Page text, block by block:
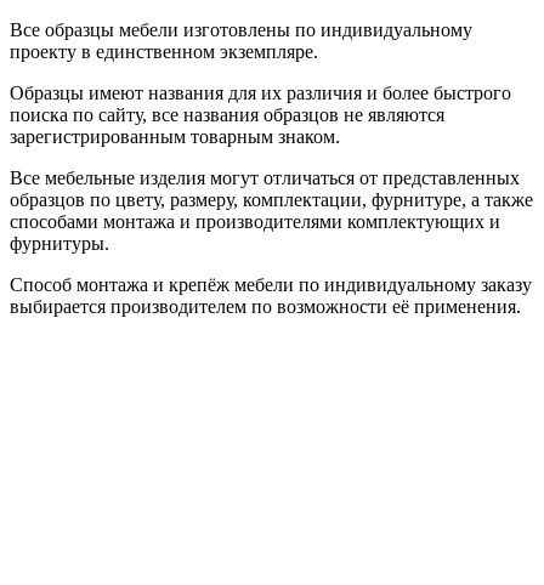
Все образцы мебели изготовлены по индивидуальному
проекту в единственном экземпляре.
Образцы имеют названия для их различия и более быстрого
поиска по сайту, все названия образцов не являются
зарегистрированным товарным знаком.
Все мебельные изделия могут отличаться от представленных
образцов по цвету, размеру, комплектации, фурнитуре, а также
способами монтажа и производителями комплектующих и
фурнитуры.
Способ монтажа и крепёж мебели по индивидуальному заказу
выбирается производителем по возможности её применения.